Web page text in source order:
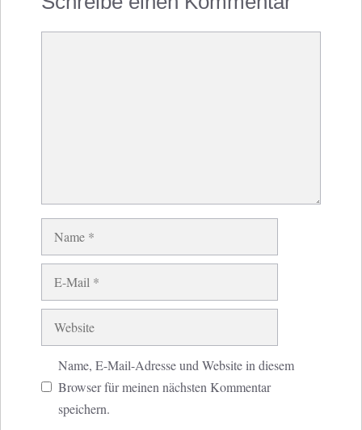
Website
Name, E-Mail-Adresse und Website in diesem
Browser für meinen nächsten Kommentar
speichern.